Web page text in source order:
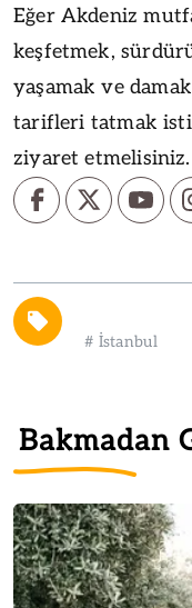
Eğer Akdeniz
keşfetmek,
yaşamak ve
tarifleri tatmak
ziyaret etmelisiniz.
# İstanbul
Bakmadan